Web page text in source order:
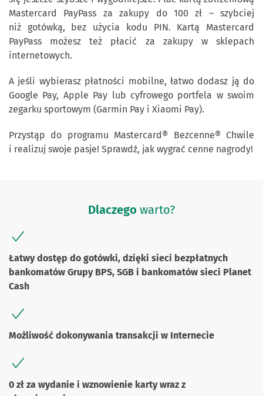
Mastercard PayPass za zakupy do 100 zł – szybciej
niż gotówką, bez użycia kodu PIN. Kartą Mastercard
PayPass możesz też płacić za zakupy w sklepach
internetowych.
A jeśli wybierasz płatności mobilne, łatwo dodasz ją do
Google Pay, Apple Pay lub cyfrowego portfela w swoim
zegarku sportowym (Garmin Pay i Xiaomi Pay).
Przystąp do programu Mastercard® Bezcenne® Chwile
i realizuj swoje pasje! Sprawdź, jak wygrać cenne nagrody!
Dlaczego warto?
Łatwy dostęp do gotówki, dzięki sieci bezpłatnych
bankomatów Grupy BPS, SGB i bankomatów sieci Planet
Cash
Możliwość dokonywania transakcji w Internecie
0 zł za wydanie i wznowienie karty wraz z